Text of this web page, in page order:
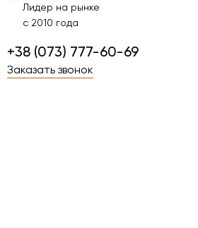
Лидер на рынке
с 2010 года
+38 (073) 777-60-69
Заказать звонок